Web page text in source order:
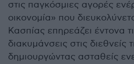
στις παγκόσμιες αγορές
οικονομία» που
Κασπίας επηρεάζει έντονα
διακυμάνσεις στις διεθνείς
δημιουργώντας ασταθείς